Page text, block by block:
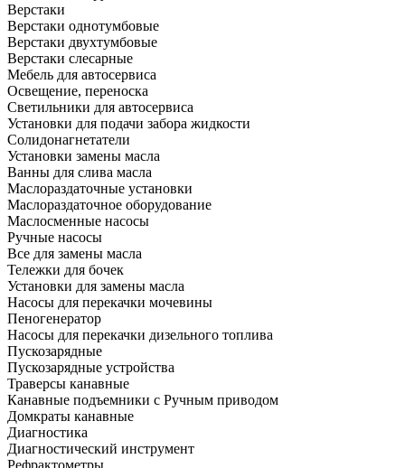
Верстаки
Верстаки однотумбовые
Верстаки двухтумбовые
Верстаки слесарные
Мебель для автосервиса
Освещение, переноска
Светильники для автосервиса
Установки для подачи забора жидкости
Солидонагнетатели
Установки замены масла
Ванны для слива масла
Маслораздаточные установки
Маслораздаточное оборудование
Маслосменные насосы
Ручные насосы
Все для замены масла
Тележки для бочек
Установки для замены масла
Насосы для перекачки мочевины
Пеногенератор
Насосы для перекачки дизельного топлива
Пускозарядные
Пускозарядные устройства
Траверсы канавные
Канавные подъемники с Ручным приводом
Домкраты канавные
Диагностика
Диагностический инструмент
Рефрактометры